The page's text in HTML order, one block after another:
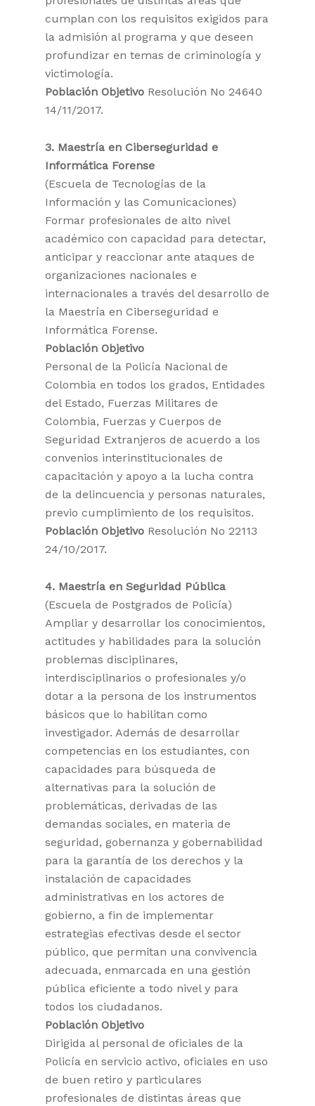
cumplan con los requisitos exigidos para
la admisión al programa y que deseen
profundizar en temas de criminología y
victimología.
Población Objetivo Resolución No 24640
14/11/2017.
3. Maestría en Ciberseguridad e
Informática Forense
(Escuela de Tecnologías de la
Información y las Comunicaciones)
Formar profesionales de alto nivel
académico con capacidad para detectar,
anticipar y reaccionar ante ataques de
organizaciones nacionales e
internacionales a través del desarrollo de
la Maestría en Ciberseguridad e
Informática Forense.
Población Objetivo
Personal de la Policía Nacional de
Colombia en todos los grados, Entidades
del Estado, Fuerzas Militares de
Colombia, Fuerzas y Cuerpos de
Seguridad Extranjeros de acuerdo a los
convenios interinstitucionales de
capacitación y apoyo a la lucha contra
de la delincuencia y personas naturales,
previo cumplimiento de los requisitos.
Población Objetivo Resolución No 22113
24/10/2017.
4. Maestría en Seguridad Pública
(Escuela de Postgrados de Policía)
Ampliar y desarrollar los conocimientos,
actitudes y habilidades para la solución
problemas disciplinares,
interdisciplinarios o profesionales y/o
dotar a la persona de los instrumentos
básicos que lo habilitan como
investigador. Además de desarrollar
competencias en los estudiantes, con
capacidades para búsqueda de
alternativas para la solución de
problemáticas, derivadas de las
demandas sociales, en materia de
seguridad, gobernanza y gobernabilidad
para la garantía de los derechos y la
instalación de capacidades
administrativas en los actores de
gobierno, a fin de implementar
estrategias efectivas desde el sector
público, que permitan una convivencia
adecuada, enmarcada en una gestión
pública eficiente a todo nivel y para
todos los ciudadanos.
Población Objetivo
Dirigida al personal de oficiales de la
Policía en servicio activo, oficiales en uso
de buen retiro y particulares
profesionales de distintas áreas que